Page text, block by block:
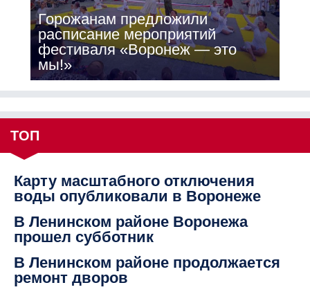
Горожанам предложили
расписание мероприятий
фестиваля «Воронеж — это
мы!»
ТОП
Карту масштабного отключения
воды опубликовали в Воронеже
В Ленинском районе Воронежа
прошел субботник
В Ленинском районе продолжается
ремонт дворов